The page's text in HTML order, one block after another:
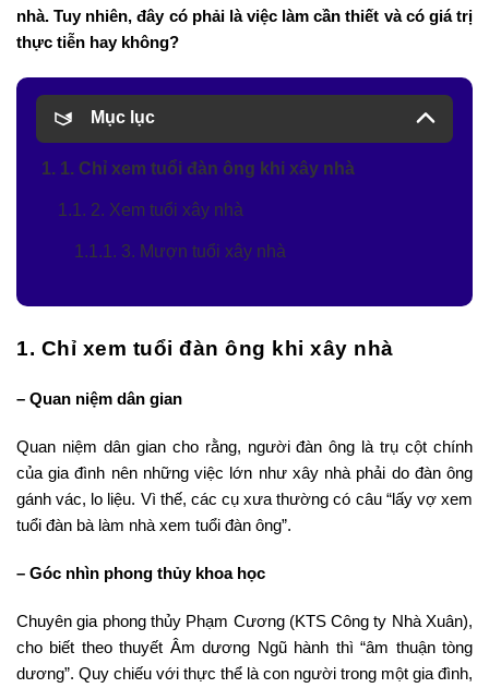
nhà. Tuy nhiên, đây có phải là việc làm cần thiết và có giá trị
thực tiễn hay không?
Mục lục
1. 1. Chỉ xem tuổi đàn ông khi xây nhà
1.1. 2. Xem tuổi xây nhà
1.1.1. 3. Mượn tuổi xây nhà
1. Chỉ xem tuổi đàn ông khi xây nhà
– Quan niệm dân gian
Quan niệm dân gian cho rằng, người đàn ông là trụ cột chính
của gia đình nên những việc lớn như xây nhà phải do đàn ông
gánh vác, lo liệu. Vì thế, các cụ xưa thường có câu “lấy vợ xem
tuổi đàn bà làm nhà xem tuổi đàn ông”.
– Góc nhìn phong thủy khoa học
Chuyên gia phong thủy Phạm Cương (KTS Công ty Nhà Xuân),
cho biết theo thuyết Âm dương Ngũ hành thì “âm thuận tòng
dương”. Quy chiếu với thực thể là con người trong một gia đình,